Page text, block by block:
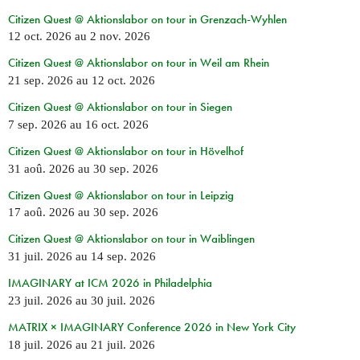
Citizen Quest @ Aktionslabor on tour in Grenzach-Wyhlen
12 oct. 2026 au 2 nov. 2026
Citizen Quest @ Aktionslabor on tour in Weil am Rhein
21 sep. 2026 au 12 oct. 2026
Citizen Quest @ Aktionslabor on tour in Siegen
7 sep. 2026 au 16 oct. 2026
Citizen Quest @ Aktionslabor on tour in Hövelhof
31 aoû. 2026 au 30 sep. 2026
Citizen Quest @ Aktionslabor on tour in Leipzig
17 aoû. 2026 au 30 sep. 2026
Citizen Quest @ Aktionslabor on tour in Waiblingen
31 juil. 2026 au 14 sep. 2026
IMAGINARY at ICM 2026 in Philadelphia
23 juil. 2026 au 30 juil. 2026
MATRIX × IMAGINARY Conference 2026 in New York City
18 juil. 2026 au 21 juil. 2026